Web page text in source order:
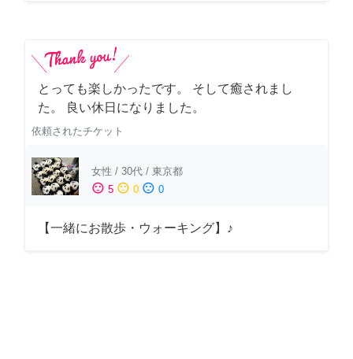
とっても楽しかったです。 そして癒されまし
た。 良い休日になりました。
依頼されたチケット
女性 / 30代 / 東京都
sentiment_satisfied 5 sentiment_neutral 0 sentiment_dissatisfied 0
【一緒にお散歩・ウォーキング】♪